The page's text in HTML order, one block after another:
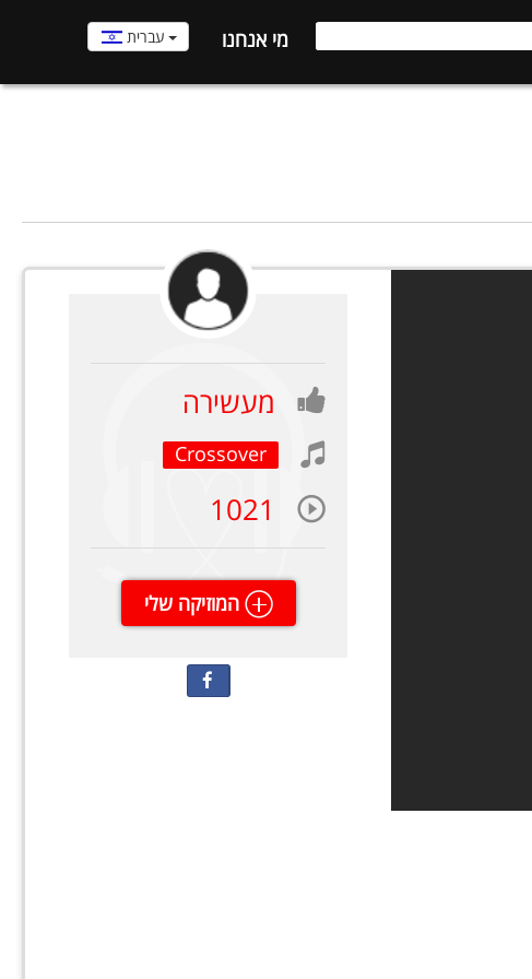
מי אנחנו עברית
מעשירה
Crossover
1021
המוזיקה שלי